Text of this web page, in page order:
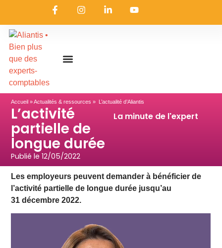
Accueil »Actualités & ressources » L’actualité d’Aliantis
L’activité
partielle de
longue durée
Publié le12/05/2022
La minute de l'expert
Les employeurs peuvent demander à bénéficier de
l’activité partielle de longue durée jusqu’au
31 décembre 2022.